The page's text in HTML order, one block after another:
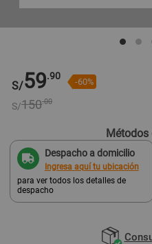
S/59.90 -60%
S/150.00
Métodos
Despacho a domicilio
Ingresa aquí tu ubicación
para ver todos los detalles de
despacho